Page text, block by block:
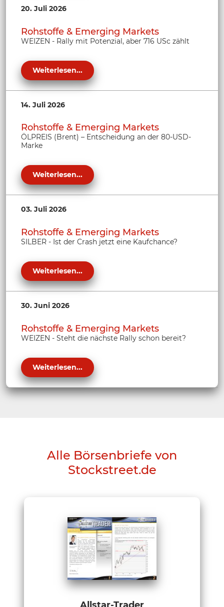
20. Juli 2026
Rohstoffe & Emerging Markets
WEIZEN - Rally mit Potenzial, aber 716 USc zählt
Weiterlesen...
14. Juli 2026
Rohstoffe & Emerging Markets
ÖLPREIS (Brent) – Entscheidung an der 80-USD-
Marke
Weiterlesen...
03. Juli 2026
Rohstoffe & Emerging Markets
SILBER - Ist der Crash jetzt eine Kaufchance?
Weiterlesen...
30. Juni 2026
Rohstoffe & Emerging Markets
WEIZEN - Steht die nächste Rally schon bereit?
Weiterlesen...
Alle Börsenbriefe von
Stockstreet.de